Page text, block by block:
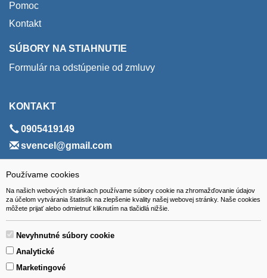
Používame cookies
Na našich webových stránkach používame súbory cookie na zhromažďovanie údajov
za účelom vytvárania štatistík na zlepšenie kvality našej webovej stránky. Naše cookies
môžete prijať alebo odmietnuť kliknutím na tlačidlá nižšie.
Nevyhnutné súbory cookie
Analytické
Marketingové
Pomoc
Kontakt
SÚBORY NA STIAHNUTIE
Formulár na odstúpenie od zmluvy
KONTAKT
0905419149
svencel@gmail.com
ADRESA
VEST - tech s.r.o.
Hviezdoslavova 280/6, 965 01 Žiar nad Hronom
Slovakia (Slovak Republic)